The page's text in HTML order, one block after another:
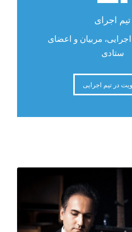
تیم اجرای
اجرایی، مربیان و اعضای
ستادی
در تیم اجرایی